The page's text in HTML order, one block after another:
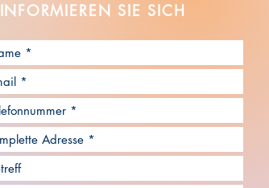
INFORMIEREN SIE SICH